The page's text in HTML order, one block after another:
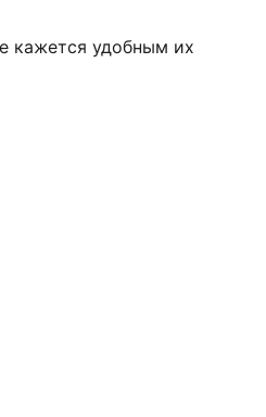
кажется удобным их